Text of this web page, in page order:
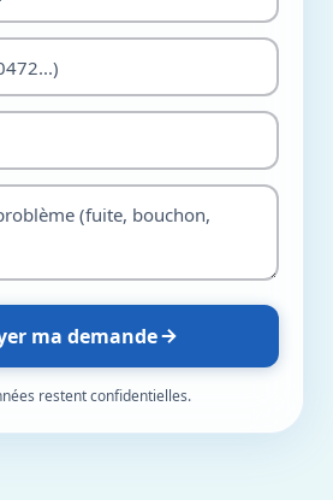
ma demande
restent confidentielles.